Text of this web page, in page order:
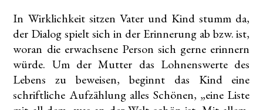
In Wirklichkeit sitzen Vater und Kind stumm da,
der Dialog spielt sich in der Erinnerung ab bzw. ist,
woran die erwachsene Person sich gerne erinnern
würde. Um der Mutter das Lohnenswerte des
Lebens zu beweisen, beginnt das Kind eine
schriftliche Aufzählung alles Schönen, „eine Liste